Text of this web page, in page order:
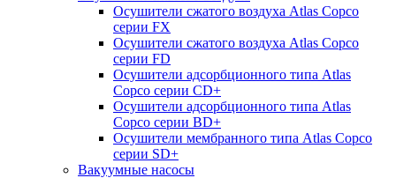
Осушители сжатого воздуха Atlas Copco
серии FX
Осушители сжатого воздуха Atlas Copco
серии FD
Осушители адсорбционного типа Atlas
Copco серии СD+
Осушители адсорбционного типа Atlas
Copco серии BD+
Осушители мембранного типа Atlas Copco
серии SD+
Вакуумные насосы